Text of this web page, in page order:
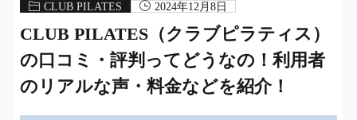
CLUB PILATES 2024年12月8日
CLUB PILATES（クラブピラティス）
の口コミ・評判ってどうなの！利用者
のリアルな声・料金などを紹介！